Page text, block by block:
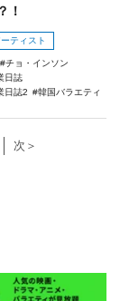
！
ーティスト
チョ・インソン
日誌
日誌2
韓国バラエティ
次＞